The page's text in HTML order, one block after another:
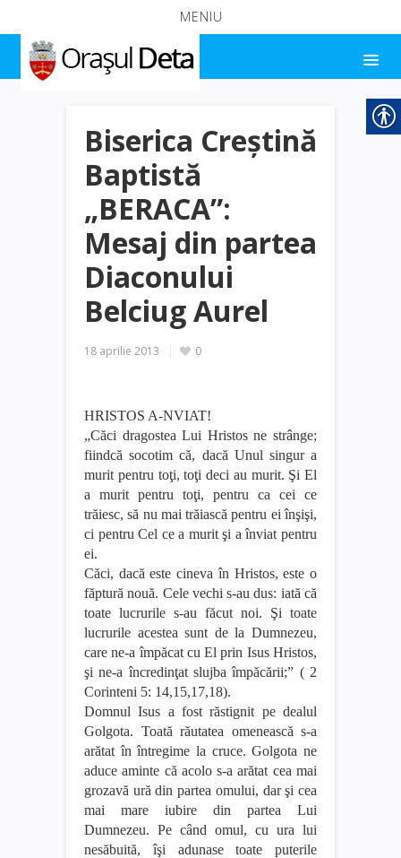
MENIU
Biserica Creştină
Baptistă
„BERACA”:
Mesaj din partea
Diaconului
Belciug Aurel
18 aprilie 2013 0
HRISTOS A-NVIAT!
„Căci dragostea Lui Hristos ne strânge;
fiindcă socotim că, dacă Unul singur a
murit pentru toţi, toţi deci au murit. Şi El
a murit pentru toţi, pentru ca cei ce
trăiesc, să nu mai trăiască pentru ei înşişi,
ci pentru Cel ce a murit şi a înviat pentru
ei.
Căci, dacă este cineva în Hristos, este o
făptură nouă. Cele vechi s-au dus: iată că
toate lucrurile s-au făcut noi. Şi toate
lucrurile acestea sunt de la Dumnezeu,
care ne-a împăcat cu El prin Isus Hristos,
şi ne-a încredinţat slujba împăcării;” ( 2
Corinteni 5: 14,15,17,18).
Domnul Isus a fost răstignit pe dealul
Golgota. Toată răutatea omenească s-a
arătat în întregime la cruce. Golgota ne
aduce aminte că acolo s-a arătat cea mai
grozavă ură din partea omului, dar şi cea
mai mare iubire din partea Lui
Dumnezeu. Pe când omul, cu ura lui
nesăbuită, îşi adunase toate puterile